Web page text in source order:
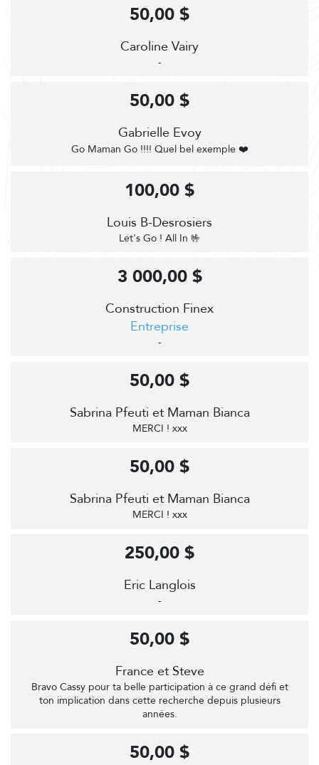
Caroline Vairy
-
50,00 $
Gabrielle Evoy
Go Maman Go !!!! Quel bel exemple ❤️
50,00 $
Louis B-Desrosiers
Let's Go ! All In 🤟
100,00 $
Construction Finex
Entreprise
-
3 000,00 $
Sabrina Pfeuti et Maman Bianca
MERCI ! xxx
50,00 $
Sabrina Pfeuti et Maman Bianca
MERCI ! xxx
50,00 $
Eric Langlois
-
250,00 $
France et Steve
Bravo Cassy pour ta belle participation à ce grand défi et
ton implication dans cette recherche depuis plusieurs
années.
50,00 $
50,00 $